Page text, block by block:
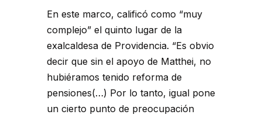
En este marco, calificó como “muy
complejo” el quinto lugar de la
exalcaldesa de Providencia. “Es obvio
decir que sin el apoyo de Matthei, no
hubiéramos tenido reforma de
pensiones(…) Por lo tanto, igual pone
un cierto punto de preocupación